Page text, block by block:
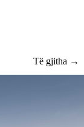
Të gjitha →